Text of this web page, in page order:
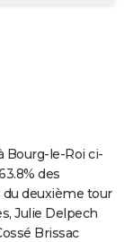
Bourg-le-Roi ci-
des
du deuxième tour
Julie Delpech
Brissac